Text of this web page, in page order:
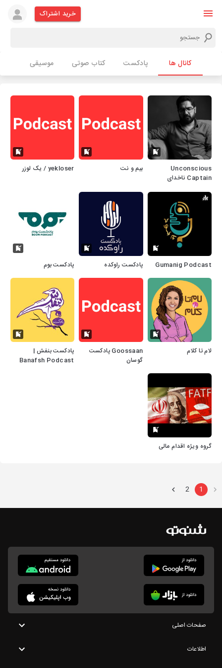
خرید اشتراک
کانال ها پادکست کتاب صوتی موسیقی
Unconscious
Captain ناخدای
بیم و‌ نت yekloser / یک لوزر
Gumanig Podcast پادکست راوکده پادکست بوم
لام تا کلام
Goossaan پادکست
گوسان
پادکست بنفش |
Banafsh Podcast
گروه ویژه اقدام مالی
1
2
صفحات اصلی
اطلاعات